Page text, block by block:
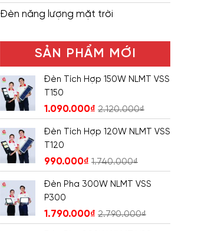
Đèn năng lượng mặt trời
SẢN PHẨM MỚI
Đèn Tích Hợp 150W NLMT VSS
T150
1.090.000₫ 2.120.000₫
Đèn Tích Hợp 120W NLMT VSS
T120
990.000₫ 1.740.000₫
Đèn Pha 300W NLMT VSS
P300
1.790.000₫ 2.790.000₫